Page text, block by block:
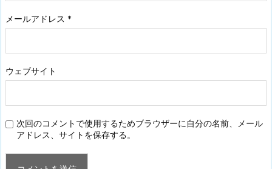
メールアドレス *
ウェブサイト
次回のコメントで使用するためブラウザーに自分の名前、メール
アドレス、サイトを保存する。